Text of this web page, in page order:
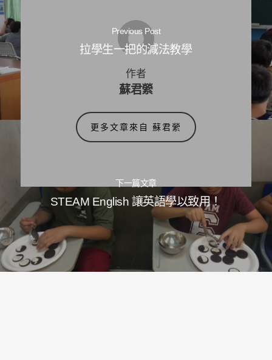
Previous Post
拉學生一把的減法教學
下一篇文章
STEAM English 讓英語學以致用！
作者
蘇君縈
更多文章來自 蘇君縈